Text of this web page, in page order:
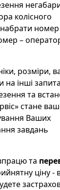
колісного
набрати номер
–
розміри,
на інші
та
стане
Ваших
завдань
та